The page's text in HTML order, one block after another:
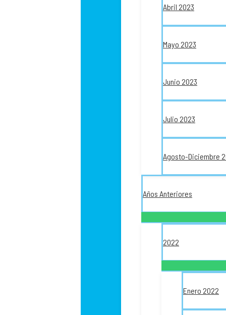
Abril 2023
Mayo 2023
Junio 2023
Julio 2023
Agosto-Diciembre
Años Anteriores
2022
Enero 2022